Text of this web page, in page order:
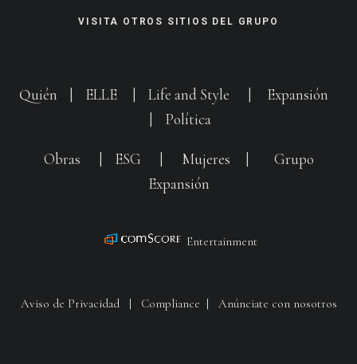
VISITA OTROS SITIOS DEL GRUPO
Quién ELLE Life and Style
Expansión
Política
Obras ESG Mujeres
Grupo
Expansión
Entertainment
Aviso de Privacidad| Compliance Anúnciate con nosotros